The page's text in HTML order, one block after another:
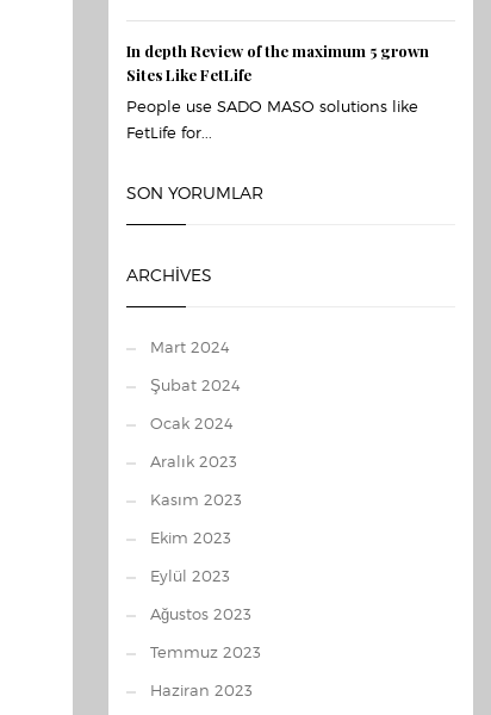
In depth Review of the maximum 5 grown
Sites Like FetLife
People use SADO MASO solutions like
FetLife for...
SON YORUMLAR
ARCHIVES
Mart 2024
Şubat 2024
Ocak 2024
Aralık 2023
Kasım 2023
Ekim 2023
Eylül 2023
Ağustos 2023
Temmuz 2023
Haziran 2023